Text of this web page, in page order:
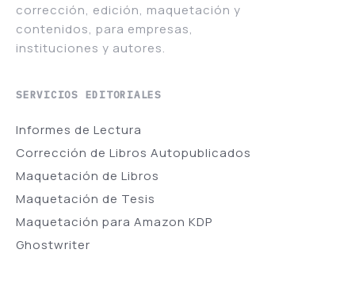
corrección, edición, maquetación y
contenidos, para empresas,
instituciones y autores.
SERVICIOS EDITORIALES
Informes de Lectura
Corrección de Libros Autopublicados
Maquetación de Libros
Maquetación de Tesis
Maquetación para Amazon KDP
Ghostwriter